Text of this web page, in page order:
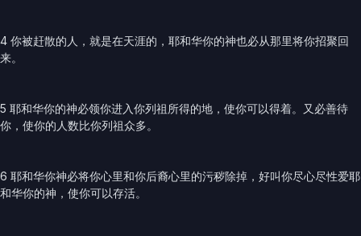
4 你被赶散的人，就是在天涯的，耶和华你的神也必从那里将你招聚回
来。
5 耶和华你的神必领你进入你列祖所得的地，使你可以得着。又必善待
你，使你的人数比你列祖众多。
6 耶和华你神必将你心里和你后裔心里的污秽除掉，好叫你尽心尽性爱耶
和华你的神，使你可以存活。